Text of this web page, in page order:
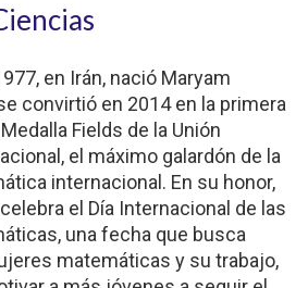
ADMISIÓN
EGRESADOS
en Irán, nació Maryam
convirtió en 2014 en la primera
Fields de la Unión
el máximo galardón de la
internacional. En su honor,
el Día Internacional de las
una fecha que busca
matemáticas y su trabajo,